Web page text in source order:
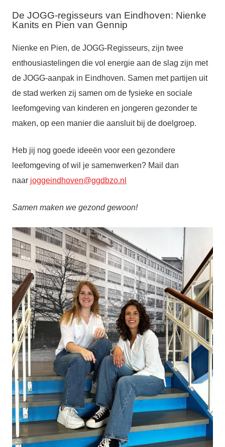
De JOGG-regisseurs van Eindhoven: Nienke
Kanits en Pien van Gennip
Nienke en Pien, de JOGG-Regisseurs, zijn twee
enthousiastelingen die vol energie aan de slag zijn met
de JOGG-aanpak in Eindhoven. Samen met partijen uit
de stad werken zij samen om de fysieke en sociale
leefomgeving van kinderen en jongeren gezonder te
maken, op een manier die aansluit bij de doelgroep.
Heb jij nog goede ideeën voor een gezondere
leefomgeving of wil je samenwerken? Mail dan
naar joggeindhoven@ggdbzo.nl
Samen maken we gezond gewoon!